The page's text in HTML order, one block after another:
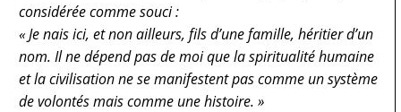
considérée comme souci:
« Je nais ici, et non ailleurs, fils d’une famille, héritier d’un
nom. Il ne dépend pas de moi que la spiritualité humaine
et la civilisation ne se manifestent pas comme un système
de volontés mais comme une histoire. »